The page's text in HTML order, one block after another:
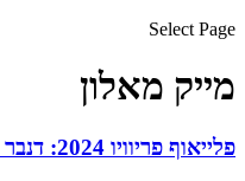
Select Page
מייק מאלון
פלייאוף פריוויו 2024: דנבר נאגטס – מינסוטה ט...